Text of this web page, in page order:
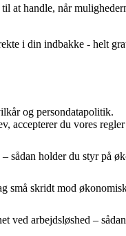
at handle, når
i din indbakke - helt
og persondatapolitik.
accepterer du vores
sådan holder du styr på
små skridt mod
ved arbejdsløshed –